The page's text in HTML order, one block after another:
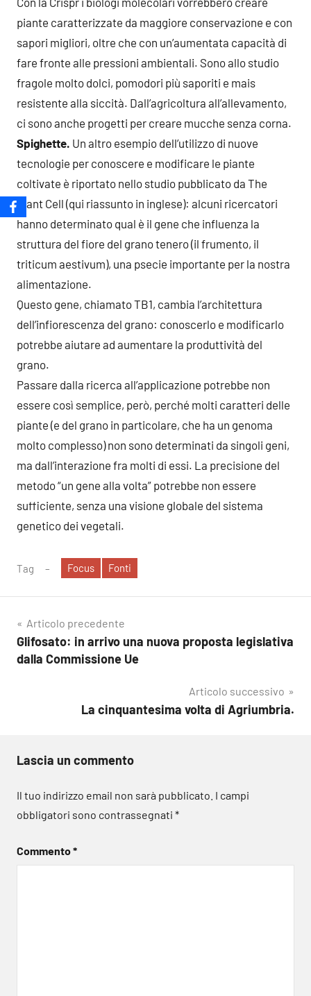
piante caratterizzate da maggiore conservazione e con
sapori migliori, oltre che con un’aumentata capacità di
fare fronte alle pressioni ambientali. Sono allo studio
fragole molto dolci, pomodori più saporiti e mais
resistente alla siccità. Dall’agricoltura all’allevamento,
ci sono anche progetti per creare mucche senza corna.
Spighette. Un altro esempio dell’utilizzo di nuove
tecnologie per conoscere e modificare le piante
coltivate è riportato nello studio pubblicato da The
Plant Cell (qui riassunto in inglese): alcuni ricercatori
hanno determinato qual è il gene che influenza la
struttura del fiore del grano tenero (il frumento, il
triticum aestivum), una psecie importante per la nostra
alimentazione.
Questo gene, chiamato TB1, cambia l’architettura
dell’infiorescenza del grano: conoscerlo e modificarlo
potrebbe aiutare ad aumentare la produttività del
grano.
Passare dalla ricerca all’applicazione potrebbe non
essere così semplice, però, perché molti caratteri delle
piante (e del grano in particolare, che ha un genoma
molto complesso) non sono determinati da singoli geni,
ma dall’interazione fra molti di essi. La precisione del
metodo “un gene alla volta” potrebbe non essere
sufficiente, senza una visione globale del sistema
genetico dei vegetali.
Tag Focus Fonti
Navigazione
articoli
Articolo precedente
Glifosato: in arrivo una nuova proposta legislativa
dalla Commissione Ue
Articolo successivo
La cinquantesima volta di Agriumbria.
Lascia un commento
Il tuo indirizzo email non sarà pubblicato. I campi
obbligatori sono contrassegnati *
Commento*